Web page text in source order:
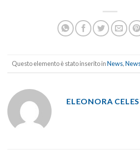
Questo elemento è stato inserito inNews,
ELEONORA